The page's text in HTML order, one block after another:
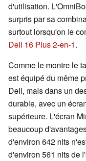
d'utilisation.
surpris par sa
surtout lorsqu'on le
Dell 16 Plus 2-en-1.
Comme le montre le
est équipé du même
Dell, mais dans un
durable, avec un
supérieure. L'écran
beaucoup
d'environ 642 nits
d'environ 561 nits de